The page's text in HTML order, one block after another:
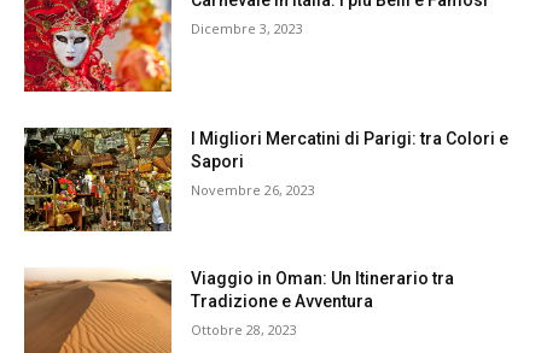
Dicembre 3, 2023
I Migliori Mercatini di Parigi: tra Colori e
Sapori
Novembre 26, 2023
Viaggio in Oman: Un Itinerario tra
Tradizione e Avventura
Ottobre 28, 2023